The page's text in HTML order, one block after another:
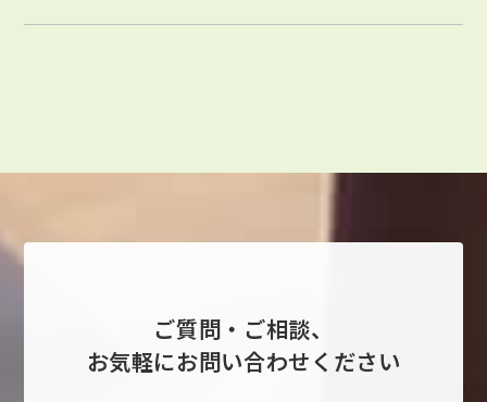
ご質問・ご相談、
お気軽にお問い合わせください